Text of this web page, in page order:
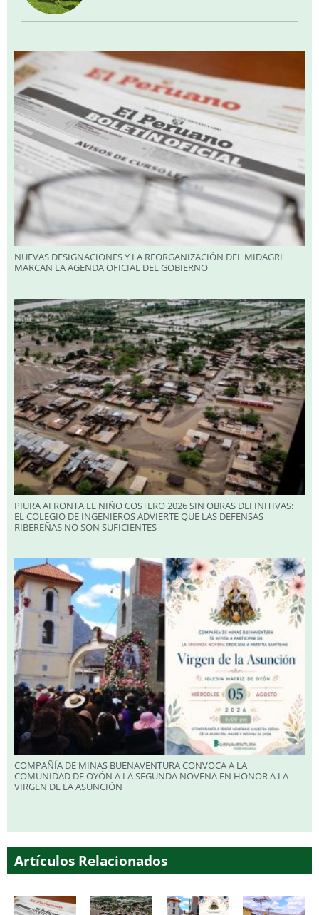
NUEVAS DESIGNACIONES Y LA REORGANIZACIÓN DEL MIDAGRI
MARCAN LA AGENDA OFICIAL DEL GOBIERNO
PIURA AFRONTA EL NIÑO COSTERO 2026 SIN OBRAS DEFINITIVAS:
EL COLEGIO DE INGENIEROS ADVIERTE QUE LAS DEFENSAS
RIBEREÑAS NO SON SUFICIENTES
COMPAÑÍA DE MINAS BUENAVENTURA CONVOCA A LA
COMUNIDAD DE OYÓN A LA SEGUNDA NOVENA EN HONOR A LA
VIRGEN DE LA ASUNCIÓN
Artículos Relacionados